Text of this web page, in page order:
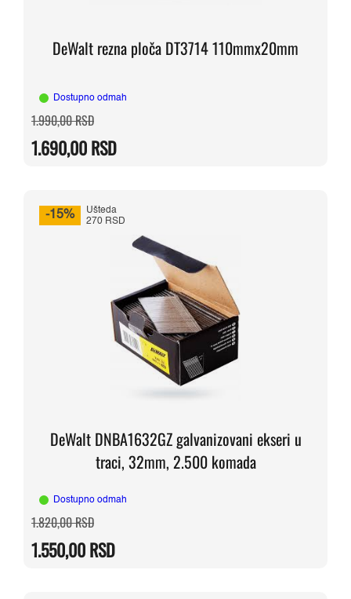
DeWalt rezna ploča DT3714 110mmx20mm
Dostupno odmah
1.990,00RSDOriginalna
cena
bila:
1.990,00 RSD.
1.690,00RSD
Trenutna
cena
1.690,00 RSD.
-15%
Ušteda
270 RSD
DeWalt DNBA1632GZ galvanizovani ekseri u
traci, 32mm, 2.500 komada
Dostupno odmah
1.820,00RSDOriginalna
cena
bila:
1.820,00 RSD.
1.550,00RSD
Trenutna
cena
1.550,00 RSD.